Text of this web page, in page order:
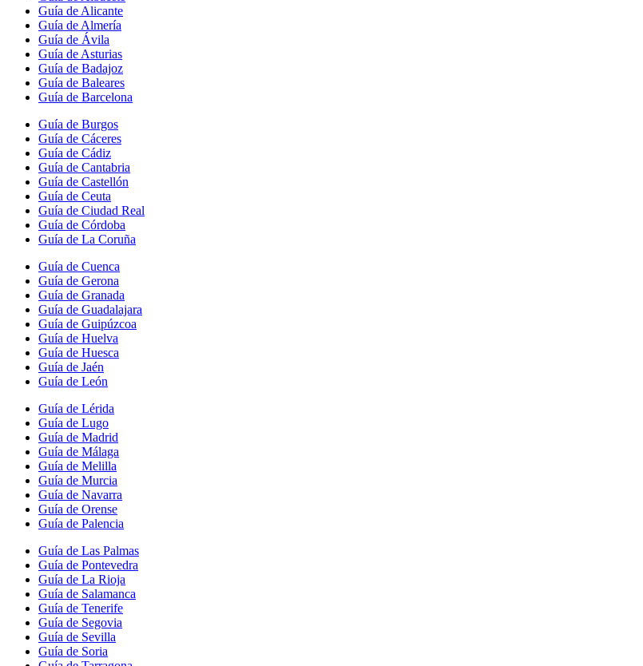
Guía de Alicante
Guía de Almería
Guía de Ávila
Guía de Asturias
Guía de Badajoz
Guía de Baleares
Guía de Barcelona
Guía de Burgos
Guía de Cáceres
Guía de Cádiz
Guía de Cantabria
Guía de Castellón
Guía de Ceuta
Guía de Ciudad Real
Guía de Córdoba
Guía de La Coruña
Guía de Cuenca
Guía de Gerona
Guía de Granada
Guía de Guadalajara
Guía de Guipúzcoa
Guía de Huelva
Guía de Huesca
Guía de Jaén
Guía de León
Guía de Lérida
Guía de Lugo
Guía de Madrid
Guía de Málaga
Guía de Melilla
Guía de Murcia
Guía de Navarra
Guía de Orense
Guía de Palencia
Guía de Las Palmas
Guía de Pontevedra
Guía de La Rioja
Guía de Salamanca
Guía de Tenerife
Guía de Segovia
Guía de Sevilla
Guía de Soria